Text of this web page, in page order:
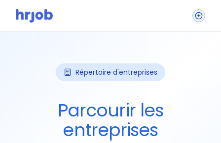
Répertoire d'entreprises
Parcourir les
entreprises